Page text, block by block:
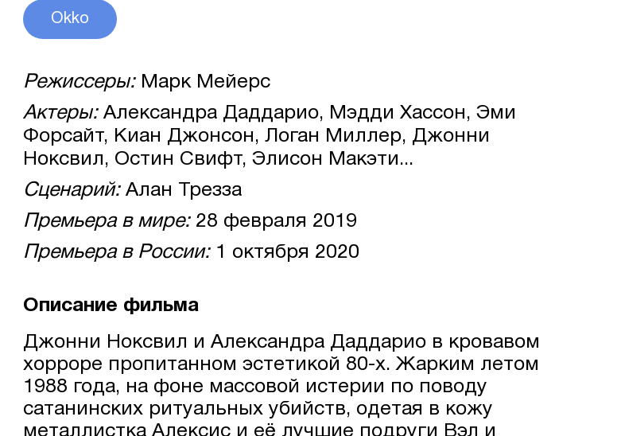
Okko
Режиссеры:Марк Мейерс
Актеры:Александра Даддарио, Мэдди Хассон, Эми
Форсайт, Киан Джонсон, Логан Миллер, Джонни
Ноксвил, Остин Свифт, Элисон Макэти...
Сценарий:Алан Трезза
Премьера в мире:28 февраля 2019
Премьера в России:1 октября 2020
Описание фильма
Джонни Ноксвил и Александра Даддарио в кровавом
хорроре пропитанном эстетикой 80-х. Жарким летом
1988 года, на фоне массовой истерии по поводу
сатанинских ритуальных убийств, одетая в кожу
металлистка Алексис и её лучшие подруги Вэл и